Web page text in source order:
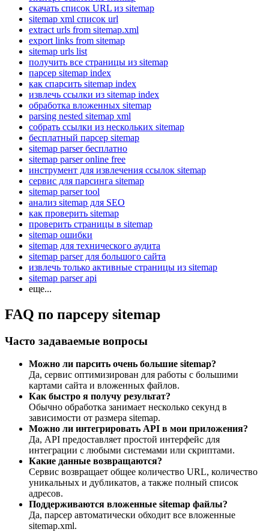
скачать список URL из sitemap
sitemap xml список url
extract urls from sitemap.xml
export links from sitemap
sitemap urls list
получить все страницы из sitemap
парсер sitemap index
как спарсить sitemap index
извлечь ссылки из sitemap index
обработка вложенных sitemap
parsing nested sitemap xml
собрать ссылки из нескольких sitemap
бесплатный парсер sitemap
sitemap parser бесплатно
sitemap parser online free
инструмент для извлечения ссылок sitemap
сервис для парсинга sitemap
sitemap parser tool
анализ sitemap для SEO
как проверить sitemap
проверить страницы в sitemap
sitemap ошибки
sitemap для технического аудита
sitemap parser для большого сайта
извлечь только активные страницы из sitemap
sitemap parser api
еще...
FAQ по парсеру sitemap
Часто задаваемые вопросы
Можно ли парсить очень большие sitemap?
Да, сервис оптимизирован для работы с большими
картами сайта и вложенных файлов.
Как быстро я получу результат?
Обычно обработка занимает несколько секунд в
зависимости от размера sitemap.
Можно ли интегрировать API в мои приложения?
Да, API предоставляет простой интерфейс для
интеграции с любыми системами или скриптами.
Какие данные возвращаются?
Сервис возвращает общее количество URL, количество
уникальных и дубликатов, а также полный список
адресов.
Поддерживаются вложенные sitemap файлы?
Да, парсер автоматически обходит все вложенные
sitemap.xml.